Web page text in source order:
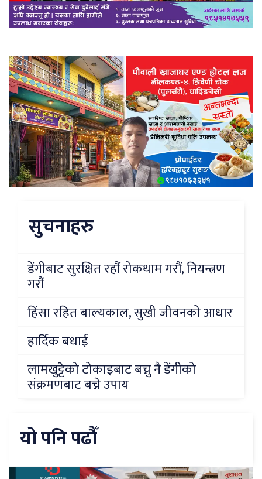
सुचनाहरु
डेंगीबाट सुरक्षित रहौं रोकथाम गरौं, नियन्त्रण
गरौं
हिंसा रहित बाल्यकाल, सुखी जीवनको आधार
हार्दिक बधाई
लामखुट्टेको टोकाइबाट बच्नु नै डेंगीको
संक्रमणबाट बच्ने उपाय
यो पनि पढौँ